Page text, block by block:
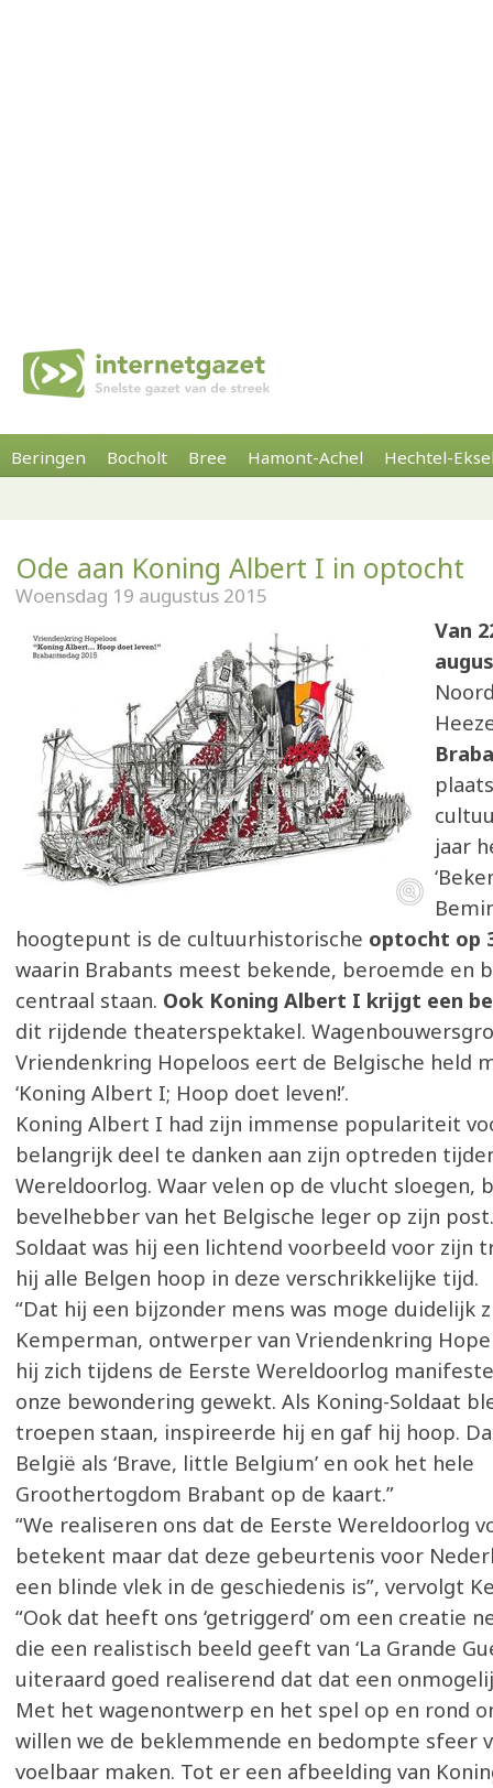
Beringen Bocholt Bree Hamont-Achel Hechtel-
Ode aan Koning Albert I in optocht
Woensdag 19 augustus 2015
Van
jaar
hoogtepunt is de cultuurhistorische optocht op
waarin Brabants meest bekende, beroemde en
centraal staan. Ook Koning Albert I krijgt een
dit rijdende theaterspektakel.
Vriendenkring Hopeloos eert de Belgische held
‘Koning Albert I; Hoop doet leven!’.
Koning Albert I had zijn immense populariteit
belangrijk deel te danken aan zijn optreden
Wereldoorlog. Waar velen op de vlucht sloegen,
bevelhebber van het Belgische leger op zijn
Soldaat was hij een lichtend voorbeeld voor zijn
hij alle Belgen hoop in deze verschrikkelijke tijd.
“Dat hij een bijzonder mens was moge duidelijk
Kemperman, ontwerper van Vriendenkring
hij zich tijdens de Eerste Wereldoorlog
onze bewondering gewekt. Als Koning-Soldaat
troepen staan, inspireerde hij en gaf hij hoop.
België als ‘Brave, little Belgium’ en ook het hele
Groothertogdom Brabant op de kaart.”
“We realiseren ons dat de Eerste Wereldoorlog
betekent maar dat deze gebeurtenis voor
een blinde vlek in de geschiedenis is”, vervolgt
“Ook dat heeft ons ‘getriggerd’ om een creatie
die een realistisch beeld geeft van ‘La Grande
uiteraard goed realiserend dat dat een
Met het wagenontwerp en het spel op en rond
willen we de beklemmende en bedompte sfeer
voelbaar maken. Tot er een afbeelding van